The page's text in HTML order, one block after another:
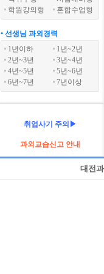
학원강의형
혼합수업형
• 선생님 과외경력
1년이하
1년~2년
2년~3년
3년~4년
4년~5년
5년~6년
6년~7년
7년이상
취업사기 주의▶
과외교습신고 안내
대전